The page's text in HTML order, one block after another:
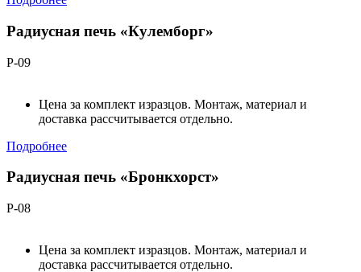
Радиусная печь «Кулемборг»
Р-09
Цена за комплект изразцов. Монтаж, материал и
доставка рассчитывается отдельно.
Подробнее
Радиусная печь «Бронкхорст»
Р-08
Цена за комплект изразцов. Монтаж, материал и
доставка рассчитывается отдельно.